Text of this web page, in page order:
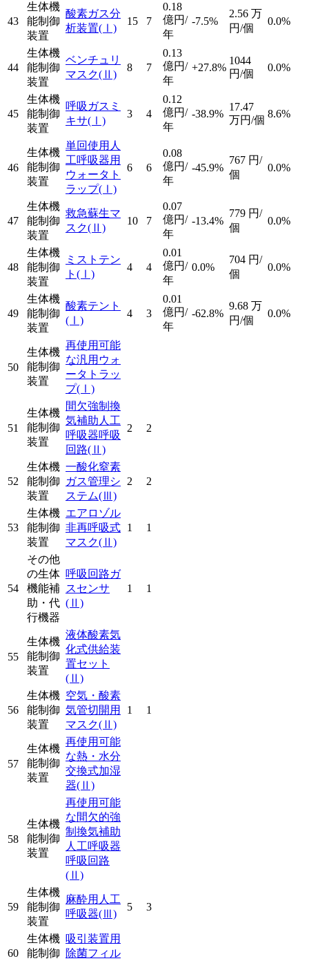
43
生体機
能制御
装置
酸素ガス分
析装置(Ⅰ)
15 7
0.18
億円/
年
-7.5%
2.56 万
円/個
0.0%
44
生体機
能制御
装置
ベンチュリ
マスク(Ⅱ)
8 7
0.13
億円/
年
+27.8%
1044
円/個
0.0%
45
生体機
能制御
装置
呼吸ガスミ
キサ(Ⅰ)
3 4
0.12
億円/
年
-38.9%
17.47
万円/個
8.6%
46
生体機
能制御
装置
単回使用人
工呼吸器用
ウォータト
ラップ(Ⅰ)
6 6
0.08
億円/
年
-45.9%
767 円/
個
0.0%
47
生体機
能制御
装置
救急蘇生マ
スク(Ⅱ)
10 7
0.07
億円/
年
-13.4%
779 円/
個
0.0%
48
生体機
能制御
装置
ミストテン
ト (Ⅰ)
4 4
0.01
億円/
年
0.0%
704 円/
個
0.0%
49
生体機
能制御
装置
酸素テント
(Ⅰ)
4 3
0.01
億円/
年
-62.8%
9.68 万
円/個
0.0%
50
生体機
能制御
装置
再使用可能
な汎用ウォ
ータトラッ
プ(Ⅰ)
51
生体機
能制御
装置
間欠強制換
気補助人工
呼吸器呼吸
回路(Ⅱ)
2 2
52
生体機
能制御
装置
一酸化窒素
ガス管理シ
ステム(Ⅲ)
2 2
53
生体機
能制御
装置
エアロゾル
非再呼吸式
マスク(Ⅱ)
1 1
54
その他
の生体
機能補
助・代
行機器
呼吸回路ガ
スセンサ
(Ⅱ)
1 1
55
生体機
能制御
装置
液体酸素気
化式供給装
置セット
(Ⅱ)
56
生体機
能制御
装置
空気・酸素
気管切開用
マスク(Ⅱ)
1 1
57
生体機
能制御
装置
再使用可能
な熱・水分
交換式加湿
器(Ⅱ)
58
生体機
能制御
装置
再使用可能
な間欠的強
制換気補助
人工呼吸器
呼吸回路
(Ⅱ)
59
生体機
能制御
装置
麻酔用人工
呼吸器(Ⅲ)
5 3
60
生体機
能制御
吸引装置用
除菌フィル